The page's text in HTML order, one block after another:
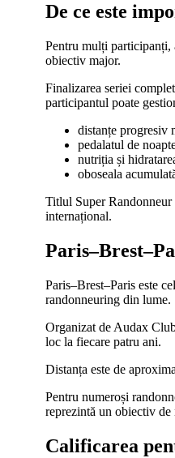
De ce este
Pentru mulți participanți,
obiectiv major.
Finalizarea seriei
participantul poate
distanțe progresiv
pedalatul de
nutriția și
oboseala
Titlul Super Randonneur
internațional.
Paris–Brest–Paris este
randonneuring din lume.
Organizat de Audax
loc la fiecare patru ani.
Distanța este de
Pentru numeroși
reprezintă un obiectiv de
Calificarea